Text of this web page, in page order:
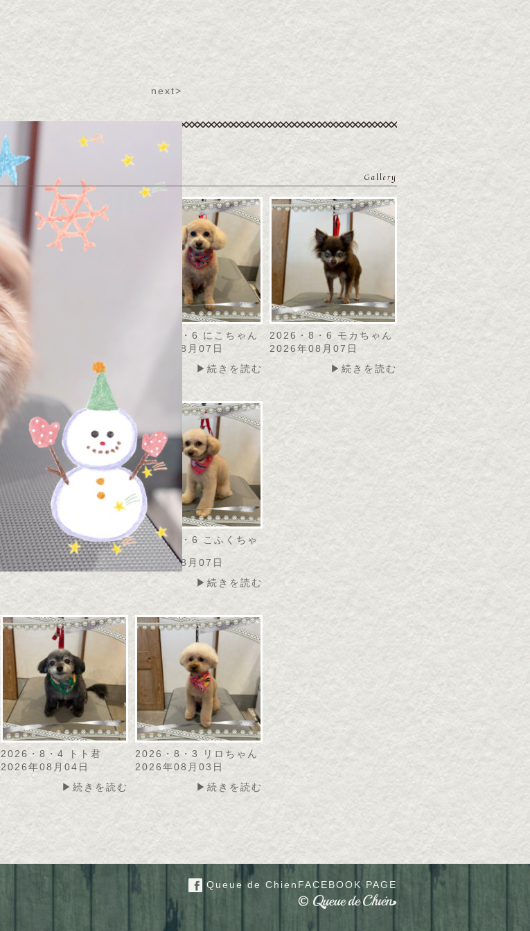
next>
Gallery
2026・8・6 モナカちゃ
ん
2026年08月07日
▶続きを読む
2026・8・6 にこちゃん
2026年08月07日
▶続きを読む
2026・8・6 モカちゃん
2026年08月07日
▶続きを読む
2026・8・6 こふくちゃ
ん
2026年08月07日
▶続きを読む
2026・8・4 トト君
2026年08月04日
▶続きを読む
2026・8・3 リロちゃん
2026年08月03日
▶続きを読む
Queue de Chien FACEBOOK PAGE